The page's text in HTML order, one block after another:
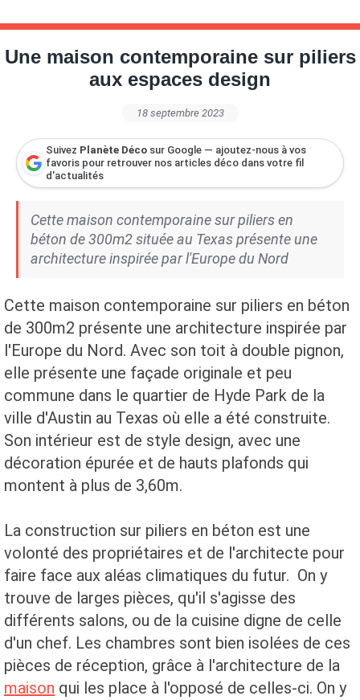
Une maison contemporaine sur piliers
aux espaces design
18 septembre 2023
Suivez Planète Déco sur Google — ajoutez-nous à vos
favoris pour retrouver nos articles déco dans votre fil
d'actualités
Cette maison contemporaine sur piliers en
béton de 300m2 située au Texas présente une
architecture inspirée par l'Europe du Nord
Cette maison contemporaine sur piliers en béton
de 300m2 présente une architecture inspirée par
l'Europe du Nord. Avec son toit à double pignon,
elle présente une façade originale et peu
commune dans le quartier de Hyde Park de la
ville d'Austin au Texas où elle a été construite.
Son intérieur est de style design, avec une
décoration épurée et de hauts plafonds qui
montent à plus de 3,60m.
La construction sur piliers en béton est une
volonté des propriétaires et de l'architecte pour
faire face aux aléas climatiques du futur. On y
trouve de larges pièces, qu'il s'agisse des
différents salons, ou de la cuisine digne de celle
d'un chef. Les chambres sont bien isolées de ces
pièces de réception, grâce à l'architecture de la
maison qui les place à l'opposé de celles-ci. On y